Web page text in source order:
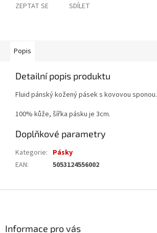
ZEPTAT SE SDÍLET
Popis
Detailní popis produktu
Fluid pánský kožený pásek s kovovou sponou.
100% kůže, šířka pásku je 3cm.
Doplňkové parametry
Kategorie: Pásky
EAN: 5053124556002
Informace pro vás